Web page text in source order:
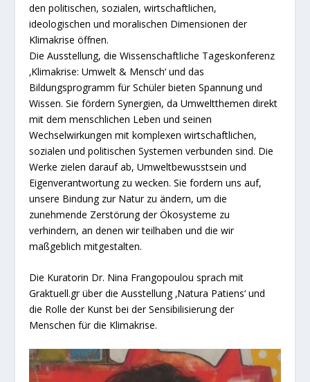
den politischen, sozialen, wirtschaftlichen,
ideologischen und moralischen Dimensionen der
Klimakrise öffnen.
Die Ausstellung, die Wissenschaftliche Tageskonferenz
‚Klimakrise: Umwelt & Mensch‘ und das
Bildungsprogramm für Schüler bieten Spannung und
Wissen. Sie fördern Synergien, da Umweltthemen direkt
mit dem menschlichen Leben und seinen
Wechselwirkungen mit komplexen wirtschaftlichen,
sozialen und politischen Systemen verbunden sind. Die
Werke zielen darauf ab, Umweltbewusstsein und
Eigenverantwortung zu wecken. Sie fordern uns auf,
unsere Bindung zur Natur zu ändern, um die
zunehmende Zerstörung der Ökosysteme zu
verhindern, an denen wir teilhaben und die wir
maßgeblich mitgestalten.
Die Kuratorin Dr. Nina Frangopoulou sprach mit
Graktuell.gr über die Ausstellung ‚Natura Patiens‘ und
die Rolle der Kunst bei der Sensibilisierung der
Menschen für die Klimakrise.